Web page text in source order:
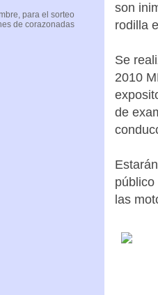
son
rodilla
Se
2010
de
las
para el sorteo
de corazonadas